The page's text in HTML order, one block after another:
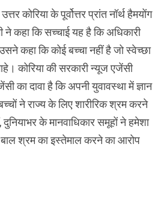
कोरिया के पूर्वोत्तर प्रांत नॉर्थ हैमयोंग
ने कहा कि सच्चाई यह है कि अधिकारी
कहा कि कोई बच्चा नहीं है जो स्वेच्छा
कोरिया की सरकारी न्यूज एजेंसी
का दावा है कि अपनी युवावस्था में ज्ञान
ने राज्य के लिए शारीरिक श्रम करने
के मानवाधिकार समूहों ने हमेशा
बाल श्रम का इस्तेमाल करने का आरोप